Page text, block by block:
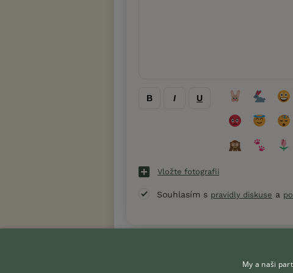
B I U
Vložte fotografii
Souhlasím s pravidly diskuse a
My a naši